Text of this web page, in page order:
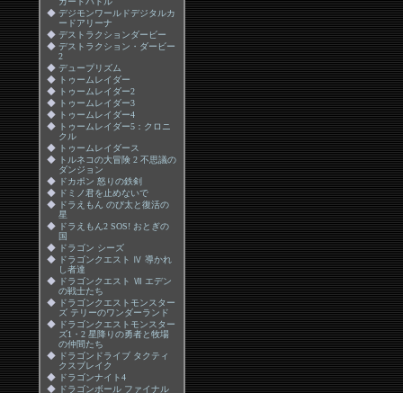
◆ デジモンワールドデジタルカ
ードアリーナ
◆ デストラクションダービー
◆ デストラクション・ダービー
2
◆ デュープリズム
◆ トゥームレイダー
◆ トゥームレイダー2
◆ トゥームレイダー3
◆ トゥームレイダー4
◆ トゥームレイダー5：クロニ
クル
◆ トゥームレイダース
◆ トルネコの大冒険 2 不思議の
ダンジョン
◆ ドカポン 怒りの鉄剣
◆ ドミノ君を止めないで
◆ ドラえもん のび太と復活の
星
◆ ドラえもん2 SOS! おとぎの
国
◆ ドラゴン シーズ
◆ ドラゴンクエスト Ⅳ 導かれ
し者達
◆ ドラゴンクエスト Ⅶ エデン
の戦士たち
◆ ドラゴンクエストモンスター
ズ テリーのワンダーランド
◆ ドラゴンクエストモンスター
ズ1・2 星降りの勇者と牧場
の仲間たち
◆ ドラゴンドライブ タクティ
クスブレイク
◆ ドラゴンナイト4
◆ ドラゴンボール ファイナル